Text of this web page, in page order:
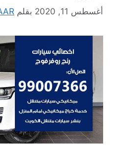
أغسطس 11, 2020 بقلم